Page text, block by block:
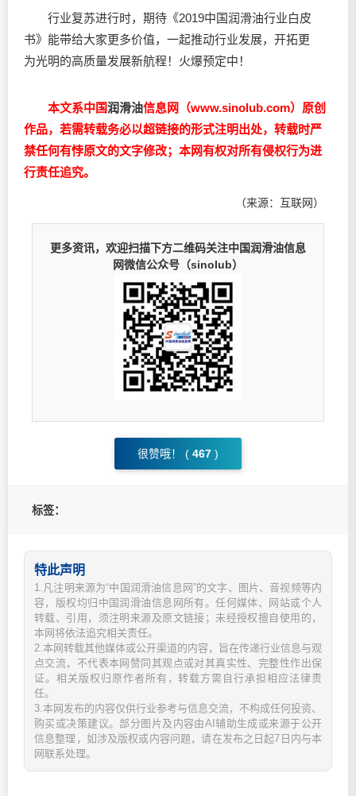
行业复苏进行时，期待《2019中国润滑油行业白皮
书》能带给大家更多价值，一起推动行业发展，开拓更
为光明的高质量发展新航程！火爆预定中！
本文系中国润滑油信息网（www.sinolub.com）原创
作品，若需转载务必以超链接的形式注明出处，转载时严
禁任何有悖原文的文字修改；本网有权对所有侵权行为进
行责任追究。
（来源：互联网）
更多资讯，欢迎扫描下方二维码关注中国润滑油信息
网微信公众号（sinolub）
很赞哦！ ( 467 )
标签：
特此声明
1.凡注明来源为“中国润滑油信息网”的文字、图片、音视频等内
容，版权均归中国润滑油信息网所有。任何媒体、网站或个人
转载、引用，须注明来源及原文链接；未经授权擅自使用的，
本网将依法追究相关责任。
2.本网转载其他媒体或公开渠道的内容，旨在传递行业信息与观
点交流，不代表本网赞同其观点或对其真实性、完整性作出保
证。相关版权归原作者所有，转载方需自行承担相应法律责
任。
3.本网发布的内容仅供行业参考与信息交流，不构成任何投资、
购买或决策建议。部分图片及内容由AI辅助生成或来源于公开
信息整理，如涉及版权或内容问题，请在发布之日起7日内与本
网联系处理。